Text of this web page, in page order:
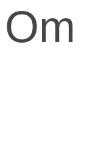
Om